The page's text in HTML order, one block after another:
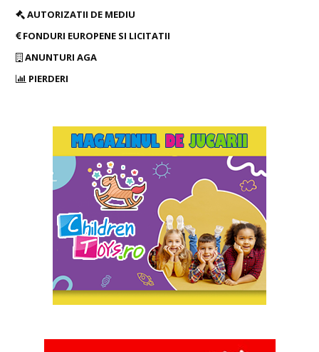
AUTORIZATII DE MEDIU
FONDURI EUROPENE SI LICITATII
ANUNTURI AGA
PIERDERI